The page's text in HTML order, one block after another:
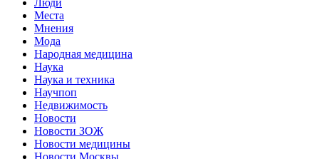
Места
Мнения
Мода
Народная медицина
Наука
Наука и техника
Научпоп
Недвижимость
Новости
Новости ЗОЖ
Новости медицины
Новости Москвы